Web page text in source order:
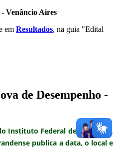
Venâncio Aires
em Resultados, na guia "Edital
de Desempenho -
Instituto Federal de Educação,
publica a data, o local e